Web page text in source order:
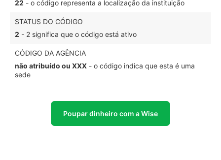
22 - o código representa a localização da instituição
STATUS DO CÓDIGO
2 - 2 significa que o código está ativo
CÓDIGO DA AGÊNCIA
não atribuído ou XXX - o código indica que esta é uma
sede
Poupar dinheiro com a Wise